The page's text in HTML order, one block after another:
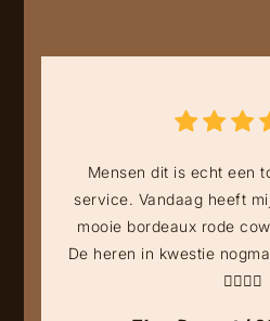
Mensen dit is echt een
service. Vandaag heeft
mooie bordeaux rode
De heren in kwestie
👍🏻👍🏻